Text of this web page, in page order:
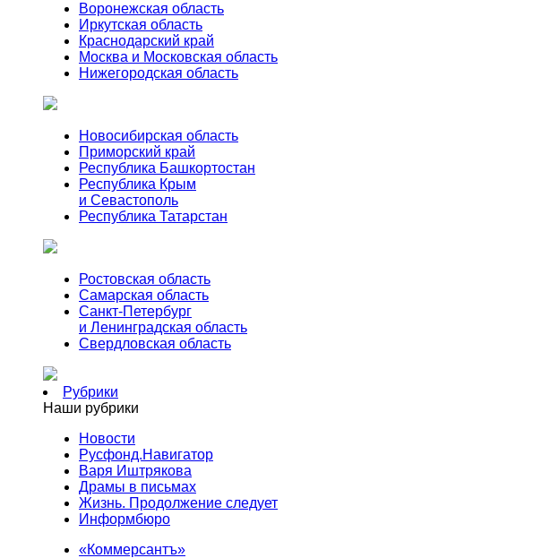
Воронежская область
Иркутская область
Краснодарский край
Москва и Московская область
Нижегородская область
Новосибирская область
Приморский край
Республика Башкортостан
Республика Крым
и Севастополь
Республика Татарстан
Ростовская область
Самарская область
Санкт-Петербург
и Ленинградская область
Свердловская область
Рубрики
Наши рубрики
Новости
Русфонд.Навигатор
Варя Иштрякова
Драмы в письмах
Жизнь. Продолжение следует
Информбюро
«Коммерсантъ»